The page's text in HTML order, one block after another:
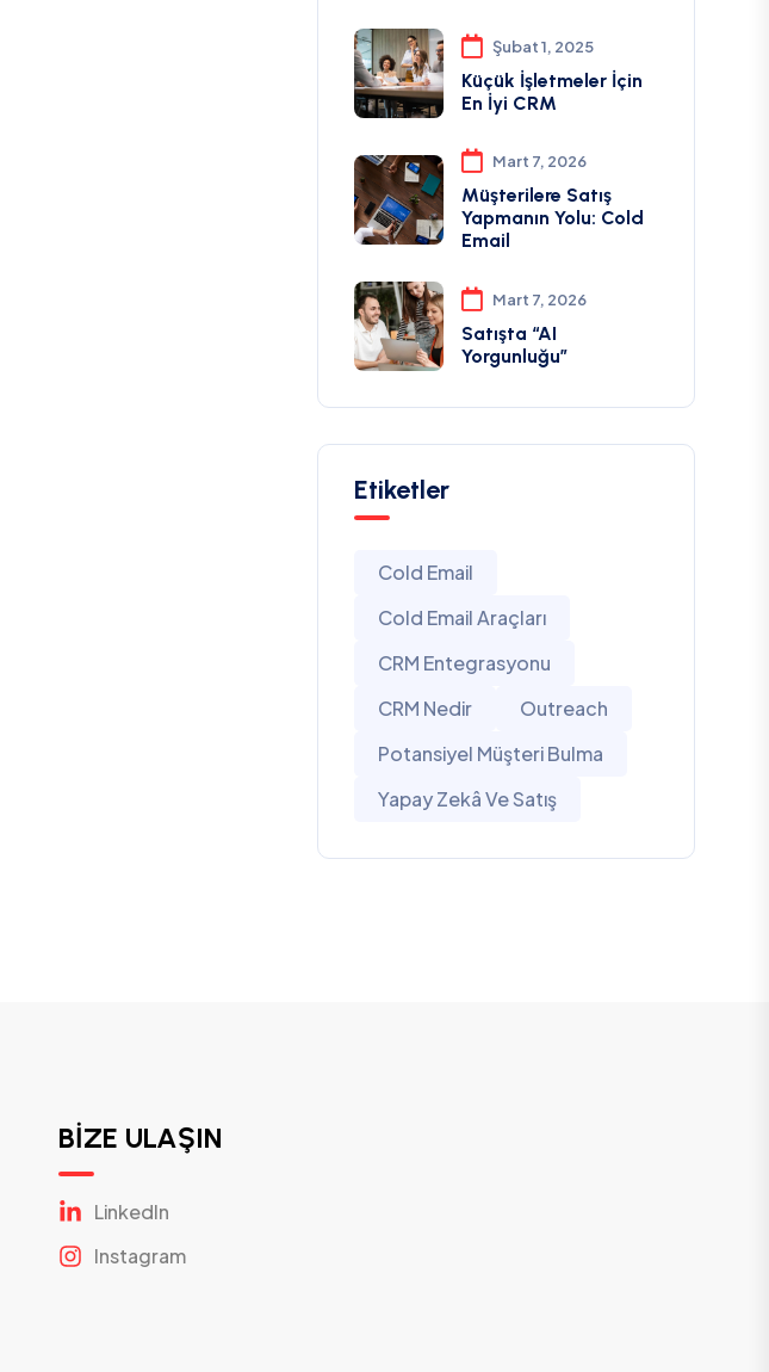
Şubat 1, 2025
Küçük İşletmeler İçin
En İyi CRM
Mart 7, 2026
Müşterilere Satış
Yapmanın Yolu: Cold
Email
Mart 7, 2026
Satışta “AI
Yorgunluğu”
Etiketler
Cold Email
Cold Email Araçları
CRM Entegrasyonu
CRM Nedir
Outreach
Potansiyel Müşteri Bulma
Yapay Zekâ Ve Satış
BİZE ULAŞIN
Linkedln
Instagram